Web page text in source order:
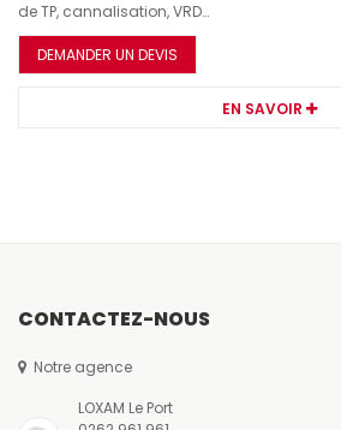
de TP, cannalisation, VRD…
DEMANDER UN DEVIS
EN SAVOIR
CONTACTEZ-NOUS
Notre agence
LOXAM Le Port